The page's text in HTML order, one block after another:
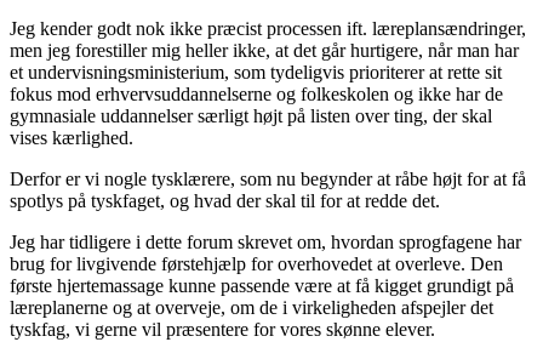
Jeg kender godt nok ikke præcist processen ift. læreplansændringer,
men jeg forestiller mig heller ikke, at det går hurtigere, når man har
et undervisningsministerium, som tydeligvis prioriterer at rette sit
fokus mod erhvervsuddannelserne og folkeskolen og ikke har de
gymnasiale uddannelser særligt højt på listen over ting, der skal
vises kærlighed.
Derfor er vi nogle tysklærere, som nu begynder at råbe højt for at få
spotlys på tyskfaget, og hvad der skal til for at redde det.
Jeg har tidligere i dette forum skrevet om, hvordan sprogfagene har
brug for livgivende førstehjælp for overhovedet at overleve. Den
første hjertemassage kunne passende være at få kigget grundigt på
læreplanerne og at overveje, om de i virkeligheden afspejler det
tyskfag, vi gerne vil præsentere for vores skønne elever.